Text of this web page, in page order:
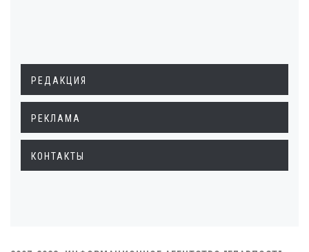
РЕДАКЦИЯ
РЕКЛАМА
КОНТАКТЫ